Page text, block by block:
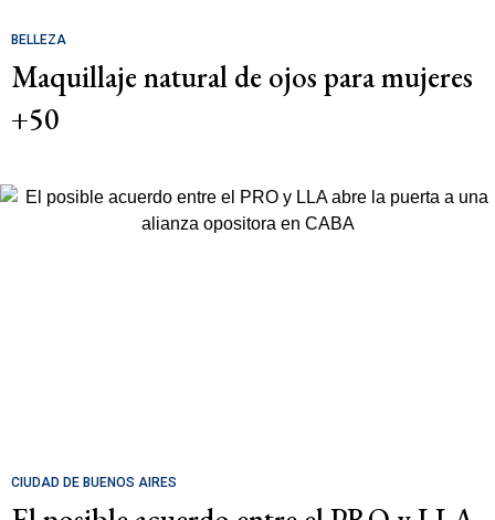
BELLEZA
Maquillaje natural de ojos para mujeres
+50
CIUDAD DE BUENOS AIRES